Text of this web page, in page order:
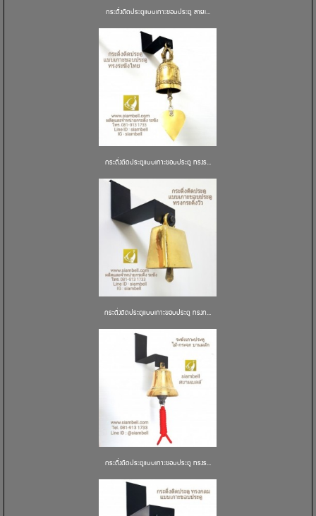
กระดิ่งติดประตูแบบเกาะขอบประตู ลายเ...
กระดิ่งติดประตูแบบเกาะขอบประตู ทรงร...
กระดิ่งติดประตูแบบเกาะขอบประตู ทรงก...
กระดิ่งติดประตูแบบเกาะขอบประตู ทรงร...